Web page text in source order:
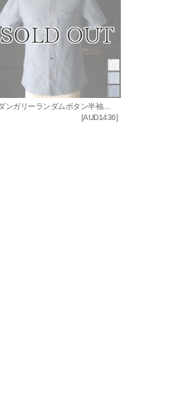
ダンガリーランダムボタン半袖シャツ / Audience x GUNG HO
[AUD1436]